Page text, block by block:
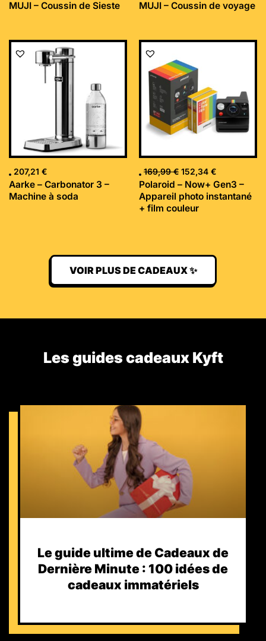
MUJI – Coussin de Sieste MUJI – Coussin de voyage
207,21 €
Aarke – Carbonator 3 –
Machine à soda
169,99€
Le
initial
était :
169,99 €.
152,34 €
Le
Polaroid – Now+ Gen3 –
Appareil photo instantané
+ film couleur
VOIR PLUS DE CADEAUX ✨
Les guides cadeaux Kyft​
Le guide ultime de Cadeaux de
Dernière Minute : 100 idées de
cadeaux immatériels